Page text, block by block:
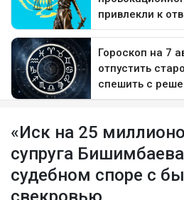
«Иск на 25
супруга
судебном споре с